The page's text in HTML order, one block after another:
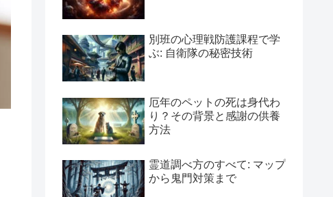
別班の心理戦防護課程で学
ぶ: 自衛隊の秘密技術
厄年のペットの死は身代わ
り？その背景と感謝の供養
方法
霊道調べ方のすべて: マップ
から鬼門対策まで